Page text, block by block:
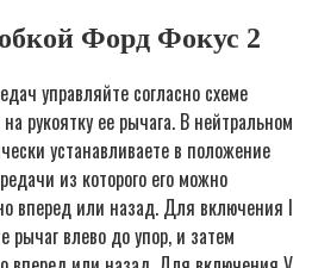
Форд Фокус 2
управляйте согласно схеме
рукоятку ее рычага. В нейтральном
устанавливаете в положение
из которого его можно
вперед или назад. Для включения I
рычаг влево до упор, и затем